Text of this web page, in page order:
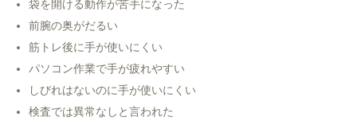
袋を開ける動作が苦手になった
前腕の奥がだるい
筋トレ後に手が使いにくい
パソコン作業で手が疲れやすい
しびれはないのに手が使いにくい
検査では異常なしと言われた